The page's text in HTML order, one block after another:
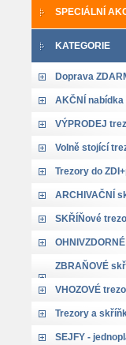
SPECIÁLNÍ
KATEGORIE
Doprava
AKČNÍ nabídka
VÝPRODEJ
Volně stojící
Trezory do
ARCHIVAČNÍ
SKŘÍŇové
ZBRAŇOVÉ
trezory
VHOZOVÉ
Trezory a
SEJFY -